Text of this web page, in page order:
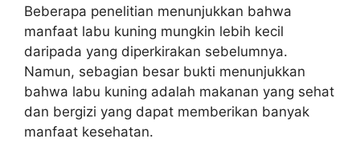
Beberapa penelitian menunjukkan bahwa
manfaat labu kuning mungkin lebih kecil
daripada yang diperkirakan sebelumnya.
Namun, sebagian besar bukti menunjukkan
bahwa labu kuning adalah makanan yang sehat
dan bergizi yang dapat memberikan banyak
manfaat kesehatan.